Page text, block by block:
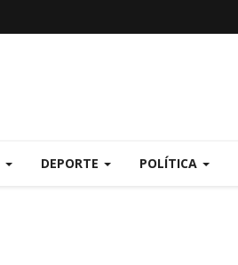
DEPORTE POLÍTICA